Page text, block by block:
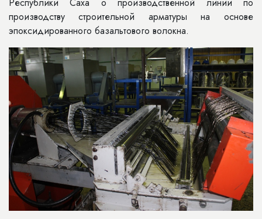
производству строительной арматуры на основе
эпоксидированного базальтового волокна.